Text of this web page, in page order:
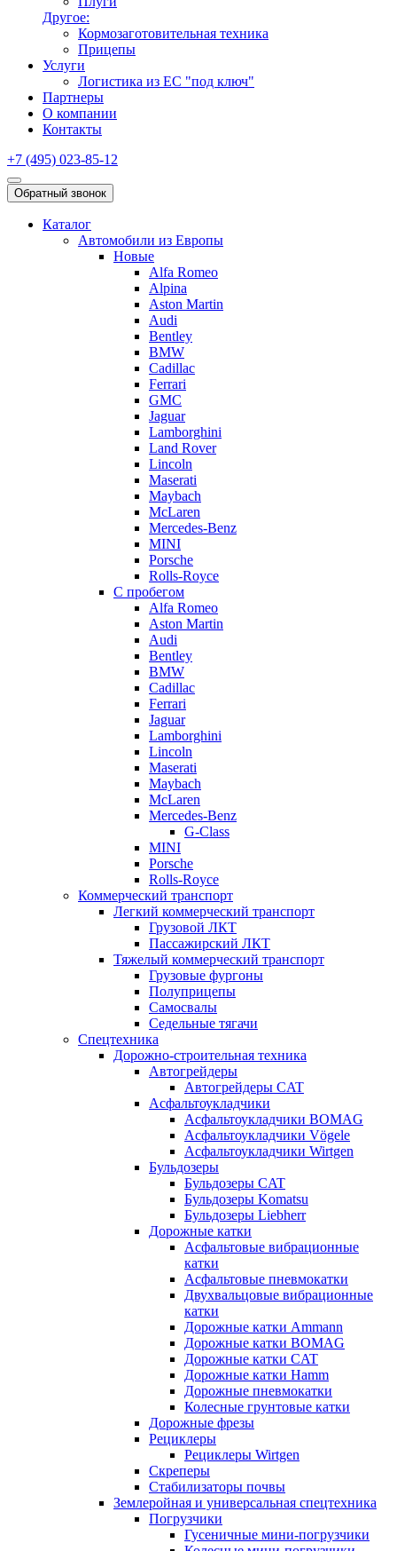
Другое:
Кормозаготовительная техника
Прицепы
Услуги
Логистика из ЕС "под ключ"
Партнеры
О компании
Контакты
+7 (495) 023-85-12
Обратный звонок
Каталог
Автомобили из Европы
Новые
Alfa Romeo
Alpina
Aston Martin
Audi
Bentley
BMW
Cadillac
Ferrari
GMC
Jaguar
Lamborghini
Land Rover
Lincoln
Maserati
Maybach
McLaren
Mercedes-Benz
MINI
Porsche
Rolls-Royce
С пробегом
Alfa Romeo
Aston Martin
Audi
Bentley
BMW
Cadillac
Ferrari
Jaguar
Lamborghini
Lincoln
Maserati
Maybach
McLaren
Mercedes-Benz
G-Class
MINI
Porsche
Rolls-Royce
Коммерческий транспорт
Легкий коммерческий транспорт
Грузовой ЛКТ
Пассажирский ЛКТ
Тяжелый коммерческий транспорт
Грузовые фургоны
Полуприцепы
Самосвалы
Седельные тягачи
Спецтехника
Дорожно-строительная техника
Автогрейдеры
Автогрейдеры CAT
Асфальтоукладчики
Асфальтоукладчики BOMAG
Асфальтоукладчики Vögele
Асфальтоукладчики Wirtgen
Бульдозеры
Бульдозеры CAT
Бульдозеры Komatsu
Бульдозеры Liebherr
Дорожные катки
Асфальтовые вибрационные
катки
Асфальтовые пневмокатки
Двухвальцовые вибрационные
катки
Дорожные катки Ammann
Дорожные катки BOMAG
Дорожные катки CAT
Дорожные катки Hamm
Дорожные пневмокатки
Колесные грунтовые катки
Дорожные фрезы
Рециклеры
Рециклеры Wirtgen
Скреперы
Стабилизаторы почвы
Землеройная и универсальная спецтехника
Погрузчики
Гусеничные мини-погрузчики